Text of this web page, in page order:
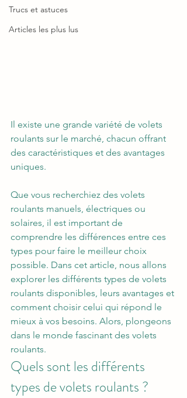
Trucs et astuces
Articles les plus lus
Il existe une grande variété de volets
roulants sur le marché, chacun offrant
des caractéristiques et des avantages
uniques.
Que vous recherchiez des volets
roulants manuels, électriques ou
solaires, il est important de
comprendre les différences entre ces
types pour faire le meilleur choix
possible. Dans cet article, nous allons
explorer les différents types de volets
roulants disponibles, leurs avantages et
comment choisir celui qui répond le
mieux à vos besoins. Alors, plongeons
dans le monde fascinant des volets
roulants.
Quels sont les différents
types de volets roulants ?